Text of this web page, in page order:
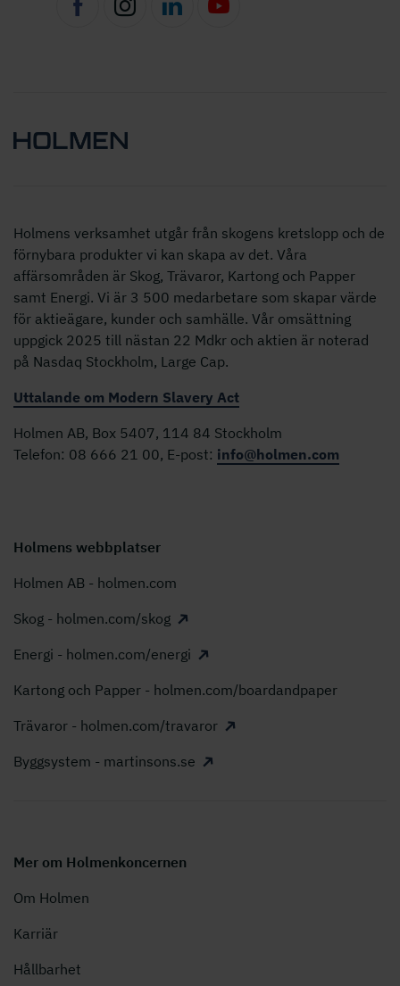
Holmens verksamhet utgår från skogens kretslopp och de
förnybara produkter vi kan skapa av det. Våra
affärsområden är Skog, Trävaror, Kartong och Papper
samt Energi. Vi är 3 500 medarbetare som skapar värde
för aktieägare, kunder och samhälle. Vår omsättning
uppgick 2025 till nästan 22 Mdkr och aktien är noterad
på Nasdaq Stockholm, Large Cap.
Uttalande om Modern Slavery Act
Holmen AB, Box 5407, 114 84 Stockholm
Telefon: 08 666 21 00, E-post: info@holmen.com
Holmens webbplatser
Holmen AB - holmen.com
Skog - holmen.com/skog
Energi - holmen.com/energi
Kartong och Papper - holmen.com/boardandpaper
Trävaror - holmen.com/travaror
Byggsystem - martinsons.se
Mer om Holmenkoncernen
Om Holmen
Karriär
Hållbarhet